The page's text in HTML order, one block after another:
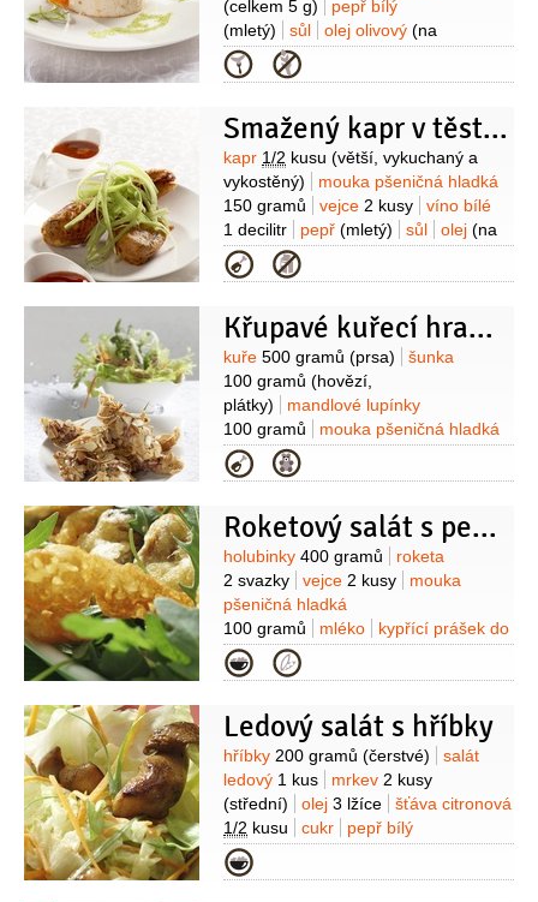
1/2 decilitru
petržel hladkolistá
1 lžička (nasekaná)
muškátový květ
(na špičku nože)
(celkem 5 g)
pepř bílý
(mletý)
sůl olej olivový (na
vymazání formiček)
krém: smetana zakysaná
1/2lžíce (nasekaná)
petržel
hladkolistá
1/2lžíce (nasekaná)
bílý
(mletý) Na ozdobení: kaviár
lososový
2 lžíce
limetka
1 kus
pažitka
Kategorie
Smažený kapr v těstíčku
Suroviny
kapr 1/2 kusu (větší, vykuchaný a
vykostěný)
mouka pšeničná hladká
150 gramů
vejce 2 kusy
víno bílé
1 decilitr
pepř (mletý) sůl olej (na
smažení)
ozdobení) Na omáčku: zelenina
celer)
ananas 100 gramů
(sterilovaný)
meruňky 100 gramů
(sušené)
olej slunečnicový
100 gramů
cibule2 kusy
(malá)
rozinky 50 gramů
cukr
(podle chuti)
koření chilli
(mleté)
pepř bílý
Kategorie
Křupavé kuřecí hranolky
Suroviny
kuře 500 gramů (prsa)
šunka
100 gramů (hovězí,
plátky)
mandlové lupínky
100 gramů
mouka pšeničná hladká
100 gramů
5 lžic
mléko1 decilitr
pepř bílý
Kategorie
Roketový salát s pečenými holubinkami
Suroviny
holubinky 400 gramů
roketa
2 svazky
vejce 2 kusy
mouka
pšeničná hladká
100 gramů
mléko
kypřící prášek do
pečiva0,35 balení
grilovací
sůl pepř(mletý)
Kategorie
Ledový salát s hříbky
Suroviny
hříbky 200 gramů (čerstvé)
salát
ledový 1 kus mrkev 2 kusy
(střední)
olej 3 lžíce
šťáva citronová
1/2 kusu cukr
pepř bílý
(mletý)
Kategorie